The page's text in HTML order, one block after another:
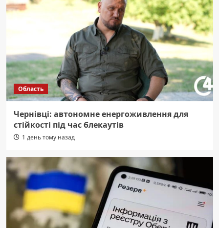
Область
Чернівці: автономне енергоживлення для
стійкості під час блекаутів
1 день тому назад